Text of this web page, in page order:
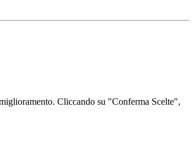
Cliccando su "Conferma Scelte",